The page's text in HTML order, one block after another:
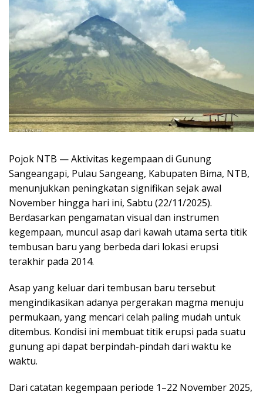
Pojok NTB — Aktivitas kegempaan di Gunung
Sangeangapi, Pulau Sangeang, Kabupaten Bima, NTB,
menunjukkan peningkatan signifikan sejak awal
November hingga hari ini, Sabtu (22/11/2025).
Berdasarkan pengamatan visual dan instrumen
kegempaan, muncul asap dari kawah utama serta titik
tembusan baru yang berbeda dari lokasi erupsi
terakhir pada 2014.
Asap yang keluar dari tembusan baru tersebut
mengindikasikan adanya pergerakan magma menuju
permukaan, yang mencari celah paling mudah untuk
ditembus. Kondisi ini membuat titik erupsi pada suatu
gunung api dapat berpindah-pindah dari waktu ke
waktu.
Dari catatan kegempaan periode 1–22 November 2025,